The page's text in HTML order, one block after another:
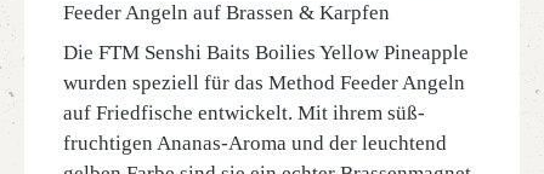
Feeder Angeln auf Brassen & Karpfen
Die FTM Senshi Baits Boilies Yellow Pineapple
wurden speziell für das Method Feeder Angeln
auf Friedfische entwickelt. Mit ihrem süß-
fruchtigen Ananas-Aroma und der leuchtend